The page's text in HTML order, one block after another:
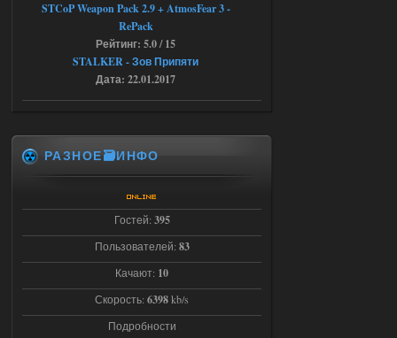
Доступно только для пользователей
Ответить ➤
03.08.2026
Объединенный Пак 2 + OGSR +
andreyforest1993
использования предметов как в
трелере?
Ответить ➤
03.08.2026
ANOMALY ※ MEDIUM 7.0
Stalker-Mods-Clan-su
STCoP Weapon Pack 2.9 + AtmosFear 3 -
RePack
Рейтинг: 5.0 / 15
STALKER - Зов Припяти
Дата: 22.01.2017
РАЗНОЕ🗃️ИНФО
Гостей: 395
Пользователей: 83
Качают: 10
Скорость: 6398kb/s
Подробности